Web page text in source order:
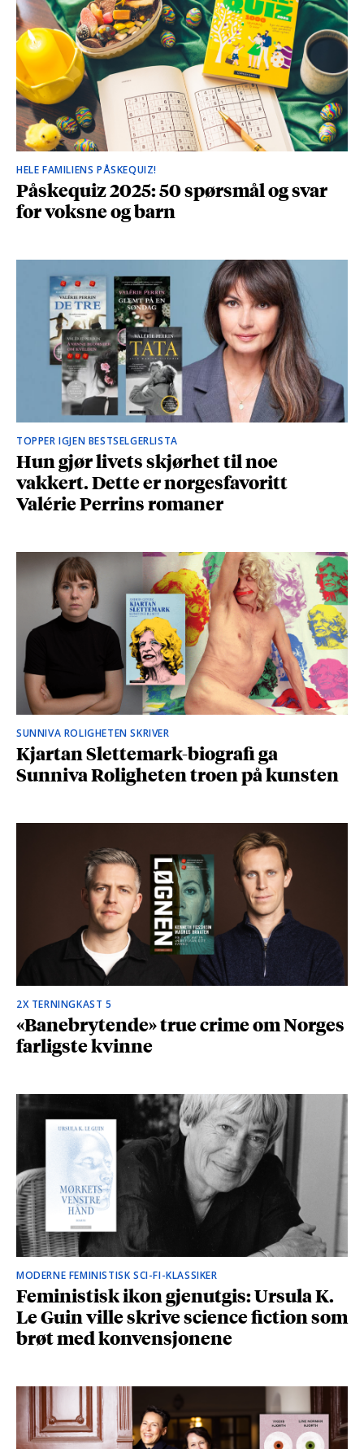
HELE FAMILIENS PÅSKEQUIZ!
Påskequiz 2025: 50 spørsmål og svar
for voksne og barn
TOPPER IGJEN BESTSELGERLISTA
Hun gjør livets skjørhet til noe
vakkert. Dette er norgesfavoritt
Valérie Perrins romaner
SUNNIVA ROLIGHETEN SKRIVER
Kjartan Slettemark-biografi ga
Sunniva Roligheten troen på kunsten
2X TERNINGKAST 5
«Banebrytende» true crime om Norges
farligste kvinne
MODERNE FEMINISTISK SCI-FI-KLASSIKER
Feministisk ikon gjenutgis: Ursula K.
Le Guin ville skrive science fiction som
brøt med konvensjonene